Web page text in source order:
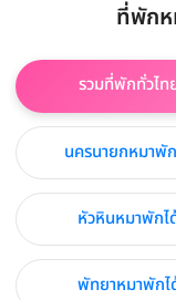
ที่พักห
รวมที่พักทั่วไท
นครนายกหมาพั
หัวหินหมาพักไ
พัทยาหมาพักไ